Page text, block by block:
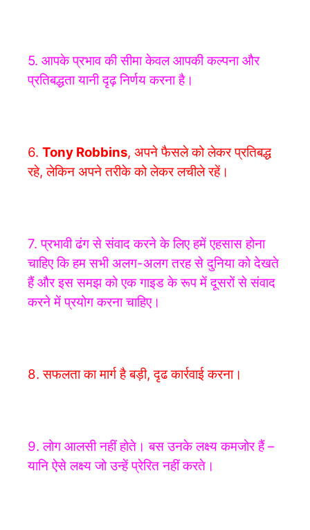
5. आपके प्रभाव की सीमा केवल आपकी कल्पना और
प्रतिबद्धता यानी दृढ़ निर्णय करना है।
6. Tony Robbins, अपने फैसले को लेकर प्रतिबद्ध
रहे, लेकिन अपने तरीके को लेकर लचीले रहें।
7. प्रभावी ढंग से संवाद करने के लिए हमें एहसास होना
चाहिए कि हम सभी अलग-अलग तरह से दुनिया को देखते
हैं और इस समझ को एक गाइड के रूप में दूसरों से संवाद
करने में प्रयोग करना चाहिए।
8. सफलता का मार्ग है बड़ी, दृढ कार्रवाई करना।
9. लोग आलसी नहीं होते। बस उनके लक्ष्य कमजोर हैं –
यानि ऐसे लक्ष्य जो उन्हें प्रेरित नहीं करते।